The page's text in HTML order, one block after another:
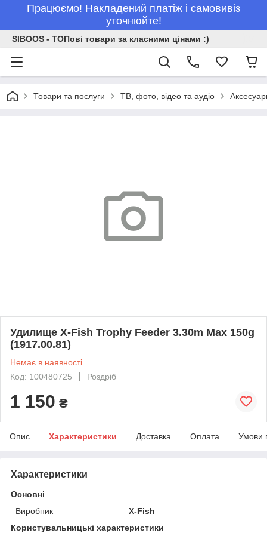
Працюємо! Накладений платіж і самовивіз
уточнюйте!
SIBOOS - ТОПові товари за класними цінами :)
Товари та послуги ТВ, фото, відео та аудіо
Удилище X-Fish Trophy Feeder 3.30m Max 150g
(1917.00.81)
Немає в наявності
Код: 100480725
Роздріб
1 150 ₴
Опис Характеристики Доставка Оплата Умови
Характеристики
Основні
Виробник
X-Fish
Користувальницькі характеристики